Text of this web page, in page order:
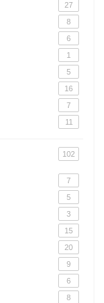
27
8
6
1
5
16
7
11
102
7
5
3
15
20
9
6
8